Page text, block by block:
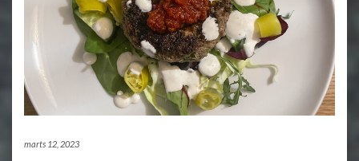
marts 12, 2023